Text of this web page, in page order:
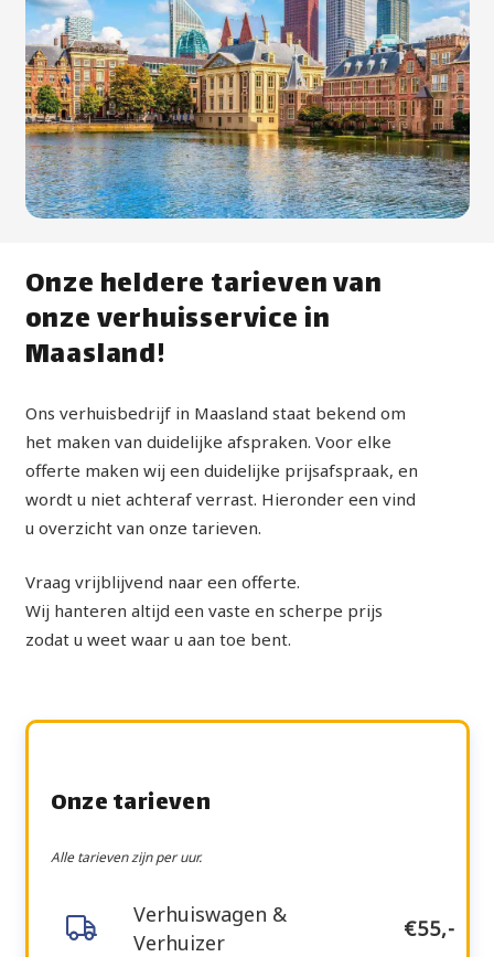
Onze heldere tarieven van
onze verhuisservice in
Maasland!
Ons verhuisbedrijf in Maasland staat bekend om
het maken van duidelijke afspraken. Voor elke
offerte maken wij een duidelijke prijsafspraak, en
wordt u niet achteraf verrast. Hieronder een vind
u overzicht van onze tarieven.
Vraag vrijblijvend naar een offerte.
Wij hanteren altijd een vaste en scherpe prijs
zodat u weet waar u aan toe bent.
Onze tarieven
Alle tarieven zijn per uur.
Verhuiswagen &
Verhuizer
€55,-